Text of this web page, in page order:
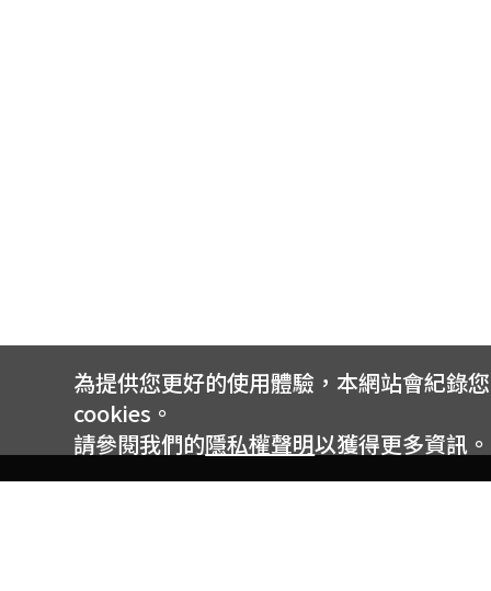
為提供您更好的使用體驗，本網站會紀錄
cookies。
請參閱我們的隱私權聲明以獲得更多資訊。